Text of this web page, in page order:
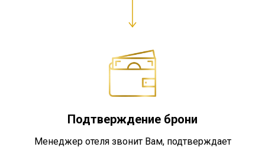
Подтверждение брони
Менеджер отеля звонит Вам, подтверждает